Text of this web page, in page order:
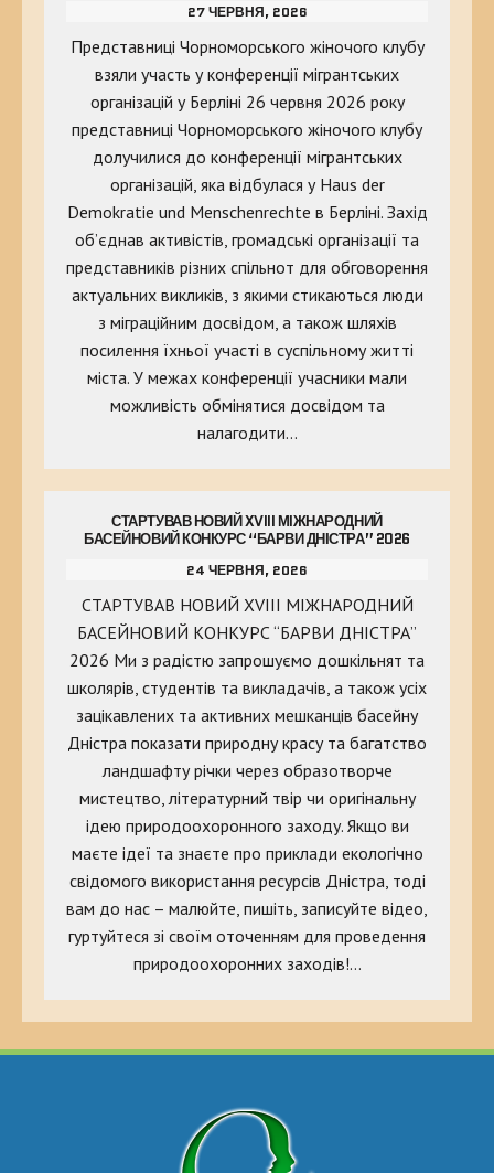
27 ЧЕРВНЯ, 2026
Представниці Чорноморського жіночого клубу
взяли участь у конференції мігрантських
організацій у Берліні 26 червня 2026 року
представниці Чорноморського жіночого клубу
долучилися до конференції мігрантських
організацій, яка відбулася у Haus der
Demokratie und Menschenrechte в Берліні. Захід
об’єднав активістів, громадські організації та
представників різних спільнот для обговорення
актуальних викликів, з якими стикаються люди
з міграційним досвідом, а також шляхів
посилення їхньої участі в суспільному житті
міста. У межах конференції учасники мали
можливість обмінятися досвідом та
налагодити…
СТАРТУВАВ НОВИЙ XVIII МІЖНАРОДНИЙ
БАСЕЙНОВИЙ КОНКУРС “БАРВИ ДНІСТРА” 2026
24 ЧЕРВНЯ, 2026
СТАРТУВАВ НОВИЙ XVIII МІЖНАРОДНИЙ
БАСЕЙНОВИЙ КОНКУРС “БАРВИ ДНІСТРА”
2026 Ми з радістю запрошуємо дошкільнят та
школярів, студентів та викладачів, а також усіх
зацікавлених та активних мешканців басейну
Дністра показати природну красу та багатство
ландшафту річки через образотворче
мистецтво, літературний твір чи оригінальну
ідею природоохоронного заходу. Якщо ви
маєте ідеї та знаєте про приклади екологічно
свідомого використання ресурсів Дністра, тоді
вам до нас – малюйте, пишіть, записуйте відео,
гуртуйтеся зі своїм оточенням для проведення
природоохоронних заходів!…